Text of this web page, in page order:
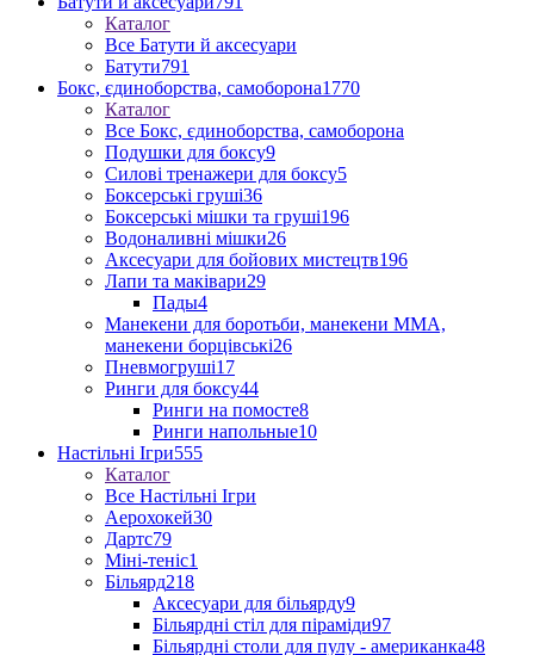
Каталог
Все Батути й аксесуари
Батути791
Бокс, єдиноборства, самоборона1770
Каталог
Все Бокс, єдиноборства, самоборона
Подушки для боксу9
Силові тренажери для боксу5
Боксерські груші36
Боксерські мішки та груші196
Водоналивні мішки26
Аксесуари для бойових мистецтв196
Лапи та маківари29
Пады4
Манекени для боротьби, манекени ММА,
манекени борцівські26
Пневмогруші17
Ринги для боксу44
Ринги на помосте8
Ринги напольные10
Настільні Ігри555
Каталог
Все Настільні Ігри
Аерохокей30
Дартс79
Міні-теніс1
Більярд218
Аксесуари для більярду9
Більярдні стіл для піраміди97
Більярдні столи для пулу - американка48